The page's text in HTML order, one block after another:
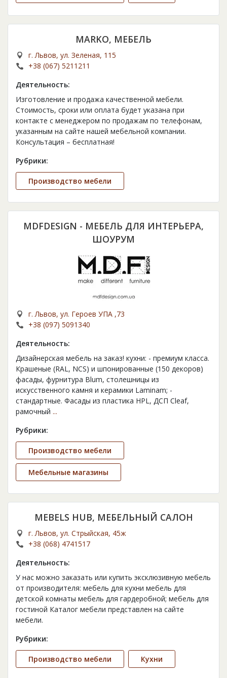
MARKO, МЕБЕЛЬ
г. Львов, ул. Зеленая, 115
+38 (067) 5211211
Деятельность:
Изготовление и продажа качественной мебели.
Стоимость, сроки или оплата будет указана при
контакте с менеджером по продажам по телефонам,
указанным на сайте нашей мебельной компании.
Консультация – бесплатная!
Рубрики:
Производство мебели
MDFDESIGN - МЕБЕЛЬ ДЛЯ ИНТЕРЬЕРА,
ШОУРУМ
г. Львов, ул. Героев УПА ,73
+38 (097) 5091340
Деятельность:
Дизайнерская мебель на заказ! кухни: - премиум класса.
Крашеные (RAL, NCS) и шпонированные (150 декоров)
фасады, фурнитура Blum, столешницы из
искусственного камня и керамики Laminam; -
стандартные. Фасады из пластика HPL, ДСП Cleaf,
рамочный ...
Рубрики:
Производство мебели
Мебельные магазины
MEBELS HUB, МЕБЕЛЬНЫЙ САЛОН
г. Львов, ул. Стрыйская, 45ж
+38 (068) 4741517
Деятельность:
У нас можно заказать или купить эксклюзивную мебель
от производителя: мебель для кухни мебель для
детской комнаты мебель для гардеробной; мебель для
гостиной Каталог мебели представлен на сайте
мебели.
Рубрики:
Производство мебели Кухни